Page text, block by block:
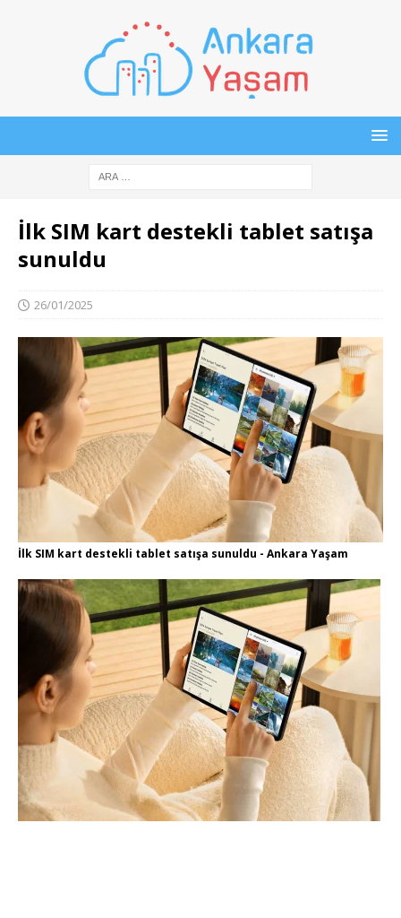
İlk SIM kart destekli tablet satışa
sunuldu
26/01/2025
İlk SIM kart destekli tablet satışa sunuldu - Ankara Yaşam